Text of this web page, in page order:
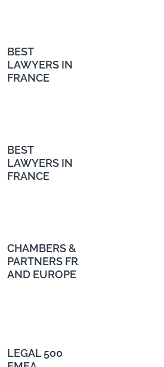
BEST
LAWYERS IN
FRANCE
BEST
LAWYERS IN
FRANCE
CHAMBERS &
PARTNERS FRANCE
AND EUROPE
LEGAL 500